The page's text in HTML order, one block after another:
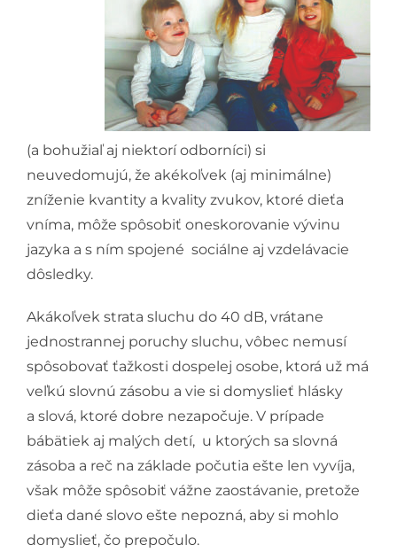
(a bohužiaľ aj niektorí odborníci) si
neuvedomujú, že akékoľvek (aj minimálne)
zníženie kvantity a kvality zvukov, ktoré dieťa
vníma, môže spôsobiť oneskorovanie vývinu
jazyka a s ním spojené sociálne aj vzdelávacie
dôsledky.
Akákoľvek strata sluchu do 40 dB, vrátane
jednostrannej poruchy sluchu, vôbec nemusí
spôsobovať ťažkosti dospelej osobe, ktorá už má
veľkú slovnú zásobu a vie si domyslieť hlásky
a slová, ktoré dobre nezapočuje. V prípade
bábätiek aj malých detí, u ktorých sa slovná
zásoba a reč na základe počutia ešte len vyvíja,
však môže spôsobiť vážne zaostávanie, pretože
dieťa dané slovo ešte nepozná, aby si mohlo
domyslieť, čo prepočulo.